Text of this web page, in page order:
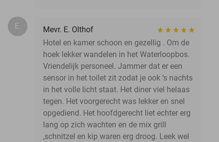
E.
Mevr. E. Olthof
Hotel en kamer schoon en gezellig . Om de
hoek lekker wandelen in het Waterloopbos.
Vriendelijk personeel. Jammer dat er een
sensor in het toilet zit zodat je ook ‘s nachts
in het volle licht staat. Het diner viel helaas
tegen. Het voorgerecht was lekker en snel
opgediend. Het hoofdgerecht liet echter erg
lang op zich wachten en de mix grill
,schnitzel en kip waren erg droog. Leek wel